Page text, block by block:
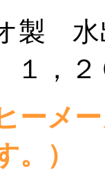
製 水
１
ーメ
。）